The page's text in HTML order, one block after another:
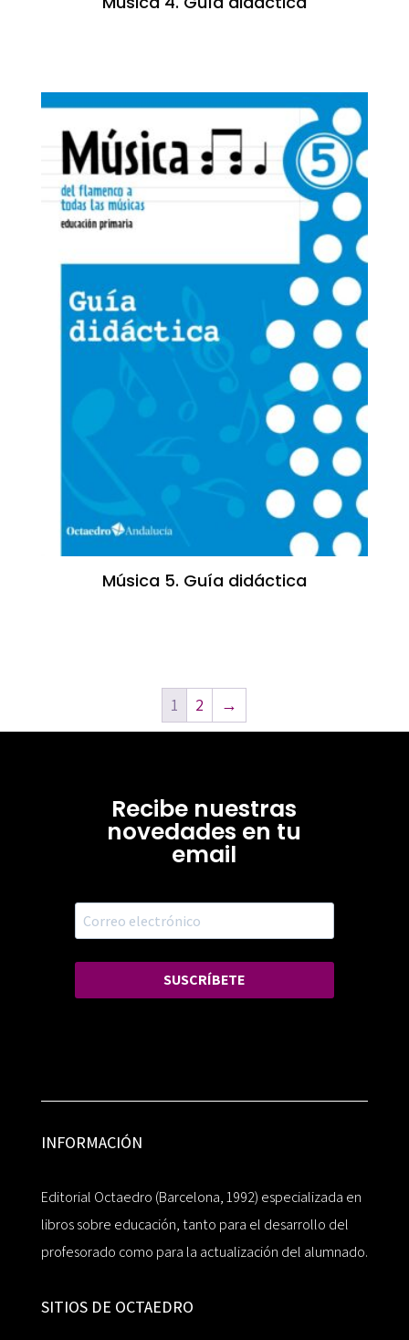
Música 5. Guía didáctica
1 2 →
Recibe nuestras
novedades en tu
email
SUSCRÍBETE
INFORMACIÓN
Editorial Octaedro (Barcelona, 1992) especializada en
libros sobre educación, tanto para el desarrollo del
profesorado como para la actualización del alumnado.
SITIOS DE OCTAEDRO